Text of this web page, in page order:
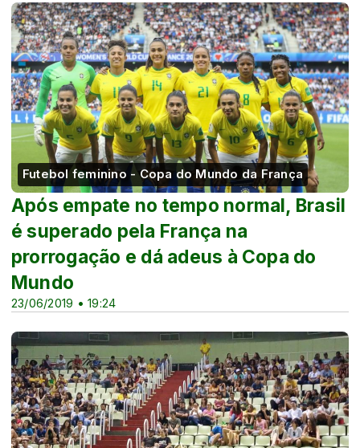
Futebol feminino - Copa do Mundo da França
23/06/2019 • 19:24
Após empate no tempo normal, Brasil
é superado pela França na
prorrogação e dá adeus à Copa do
Mundo